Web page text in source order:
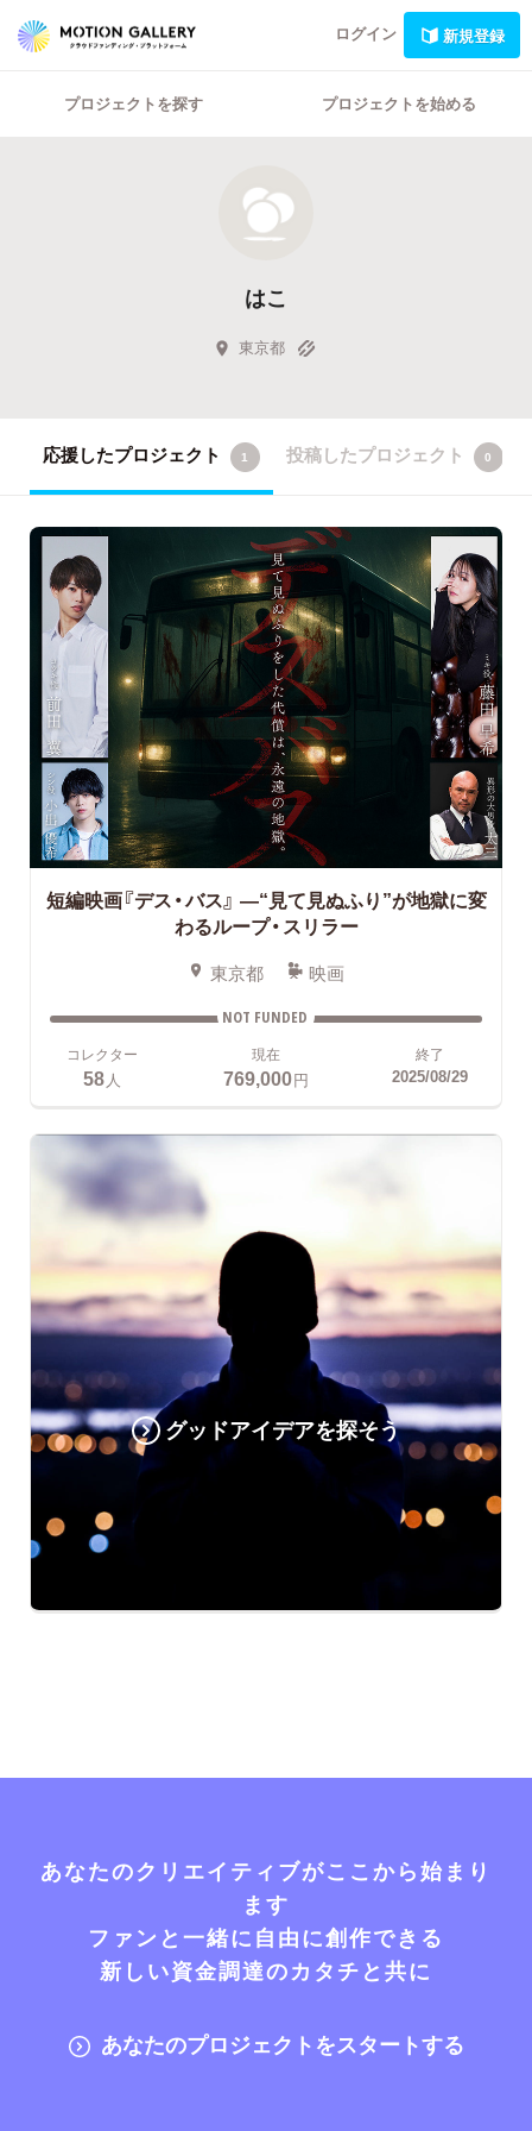
ログイン 新規登録
プロジェクトを探す プロジェクトを始める
はこ
東京都
応援したプロジェクト 1 投稿したプロジェクト 0
短編映画『デス・バス』 —“見て見ぬふり”が地獄に変
わるループ・スリラー
東京都 映画
NOT FUNDED
コレクター
58 人
現在
769,000円
終了
2025/08/29
グッドアイデアを探そう
あなたのクリエイティブがここから始まり
ます
ファンと一緒に自由に創作できる
新しい資金調達のカタチと共に
あなたのプロジェクトをスタートする